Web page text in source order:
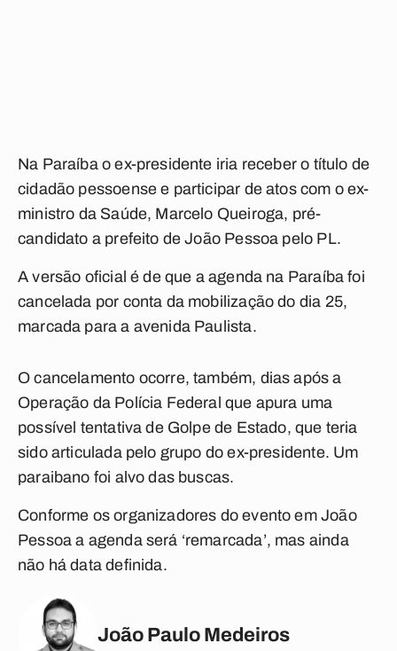
Na Paraíba o ex-presidente iria receber o título de
cidadão pessoense e participar de atos com o ex-
ministro da Saúde, Marcelo Queiroga, pré-
candidato a prefeito de João Pessoa pelo PL.
A versão oficial é de que a agenda na Paraíba foi
cancelada por conta da mobilização do dia 25,
marcada para a avenida Paulista.
O cancelamento ocorre, também, dias após a
Operação da Polícia Federal que apura uma
possível tentativa de Golpe de Estado, que teria
sido articulada pelo grupo do ex-presidente. Um
paraibano foi alvo das buscas.
Conforme os organizadores do evento em João
Pessoa a agenda será ‘remarcada’, mas ainda
não há data definida.
João Paulo Medeiros